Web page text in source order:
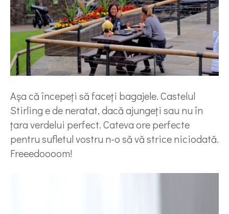
Așa că începeți să faceți bagajele. Castelul
Stirling e de neratat, dacă ajungeți sau nu în
țara verdelui perfect. Cateva ore perfecte
pentru sufletul vostru n-o să vă strice niciodată.
Freeedoooom!